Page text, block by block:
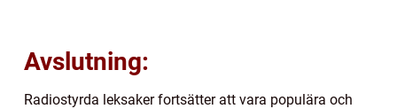
Avslutning:
Radiostyrda leksaker fortsätter att vara populära och